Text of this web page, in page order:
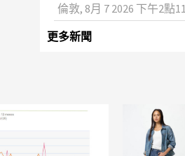
倫敦, 8月 7 2026 下午2點11
更多新聞